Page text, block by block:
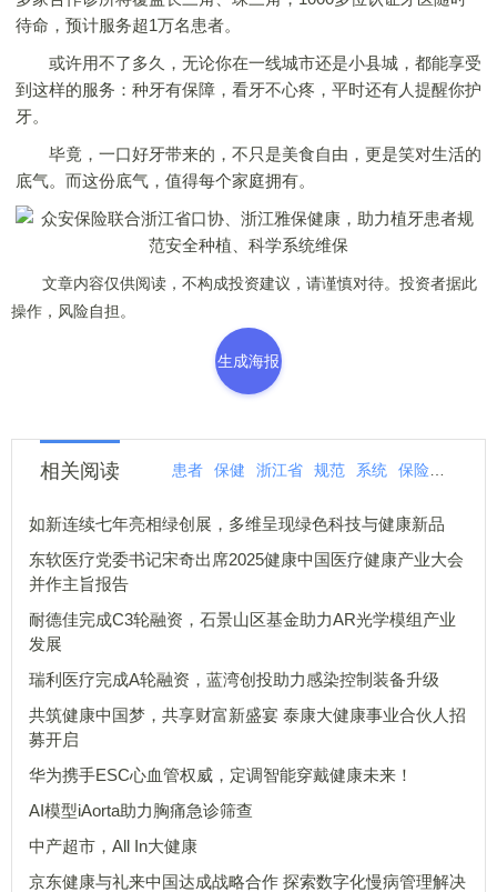
待命，预计服务超1万名患者。
或许用不了多久，无论你在一线城市还是小县城，都能享受
到这样的服务：种牙有保障，看牙不心疼，平时还有人提醒你护
牙。
毕竟，一口好牙带来的，不只是美食自由，更是笑对生活的
底气。而这份底气，值得每个家庭拥有。
文章内容仅供阅读，不构成投资建议，请谨慎对待。投资者据此
操作，风险自担。
生成海报
相关阅读 患者 保健 浙江省 规范 系统 保险
如新连续七年亮相绿创展，多维呈现绿色科技与健康新品
东软医疗党委书记宋奇出席2025健康中国医疗健康产业大会
并作主旨报告
耐德佳完成C3轮融资，石景山区基金助力AR光学模组产业
发展
瑞利医疗完成A轮融资，蓝湾创投助力感染控制装备升级
共筑健康中国梦，共享财富新盛宴 泰康大健康事业合伙人招
募开启
华为携手ESC心血管权威，定调智能穿戴健康未来！
AI模型iAorta助力胸痛急诊筛查
中产超市，All In大健康
京东健康与礼来中国达成战略合作 探索数字化慢病管理解决